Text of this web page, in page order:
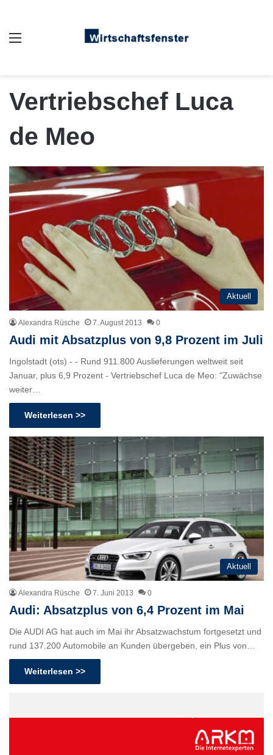
Vertriebschef Luca
de Meo
Aktuell
Alexandra Rüsche 7. August 2013 0
Audi mit Absatzplus von 9,8 Prozent im Juli
Ingolstadt (ots) - - Rund 911.800 Auslieferungen weltweit seit
Januar, plus 6,9 Prozent - Vertriebschef Luca de Meo: "Zuwächse
weiter…
Weiterlesen >>
Aktuell
Alexandra Rüsche 7. Juni 2013 0
Audi: Absatzplus von 6,4 Prozent im Mai
Die AUDI AG hat auch im Mai ihr Absatzwachstum fortgesetzt und
rund 137.200 Automobile an Kunden übergeben, ein Plus von…
Weiterlesen >>